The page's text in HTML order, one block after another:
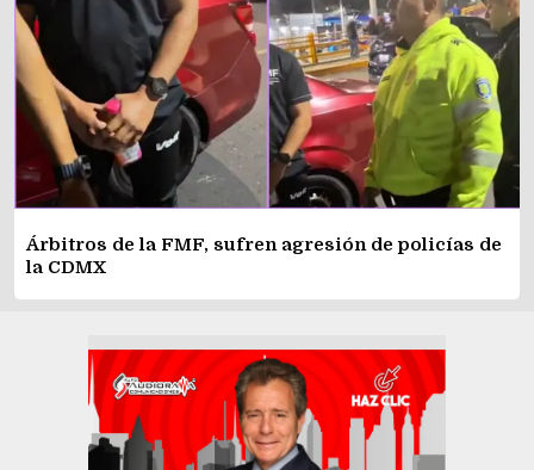
Árbitros de la FMF, sufren agresión de policías de
la CDMX